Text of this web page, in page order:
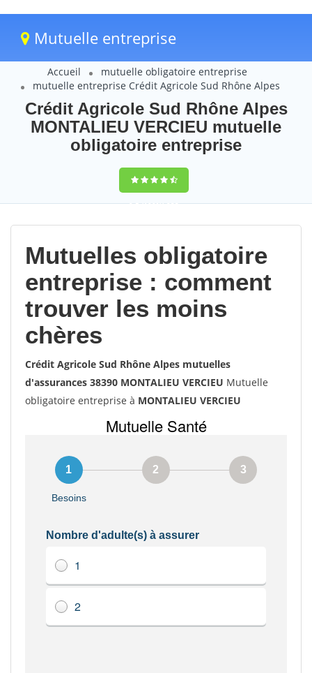
Mutuelle entreprise
Accueil
mutuelle obligatoire entreprise
mutuelle entreprise Crédit Agricole Sud Rhône Alpes
Crédit Agricole Sud Rhône Alpes
MONTALIEU VERCIEU mutuelle
obligatoire entreprise
9,5(100%)233
Mutuelles obligatoire
entreprise : comment
trouver les moins
chères
Crédit Agricole Sud Rhône Alpes mutuelles
d'assurances 38390 MONTALIEU VERCIEU Mutuelle
obligatoire entreprise à MONTALIEU VERCIEU